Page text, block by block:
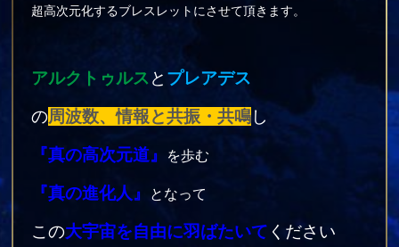
超高次元化するブレスレットにさせて頂きます。
アルクトゥルス と プレアデス
の周波数、情報と共振・共鳴し
『真の高次元道』 を歩む
『真の進化人』 となって
この大宇宙を自由に羽ばたいて ください